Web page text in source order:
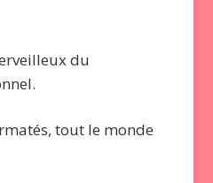
du
tout le monde